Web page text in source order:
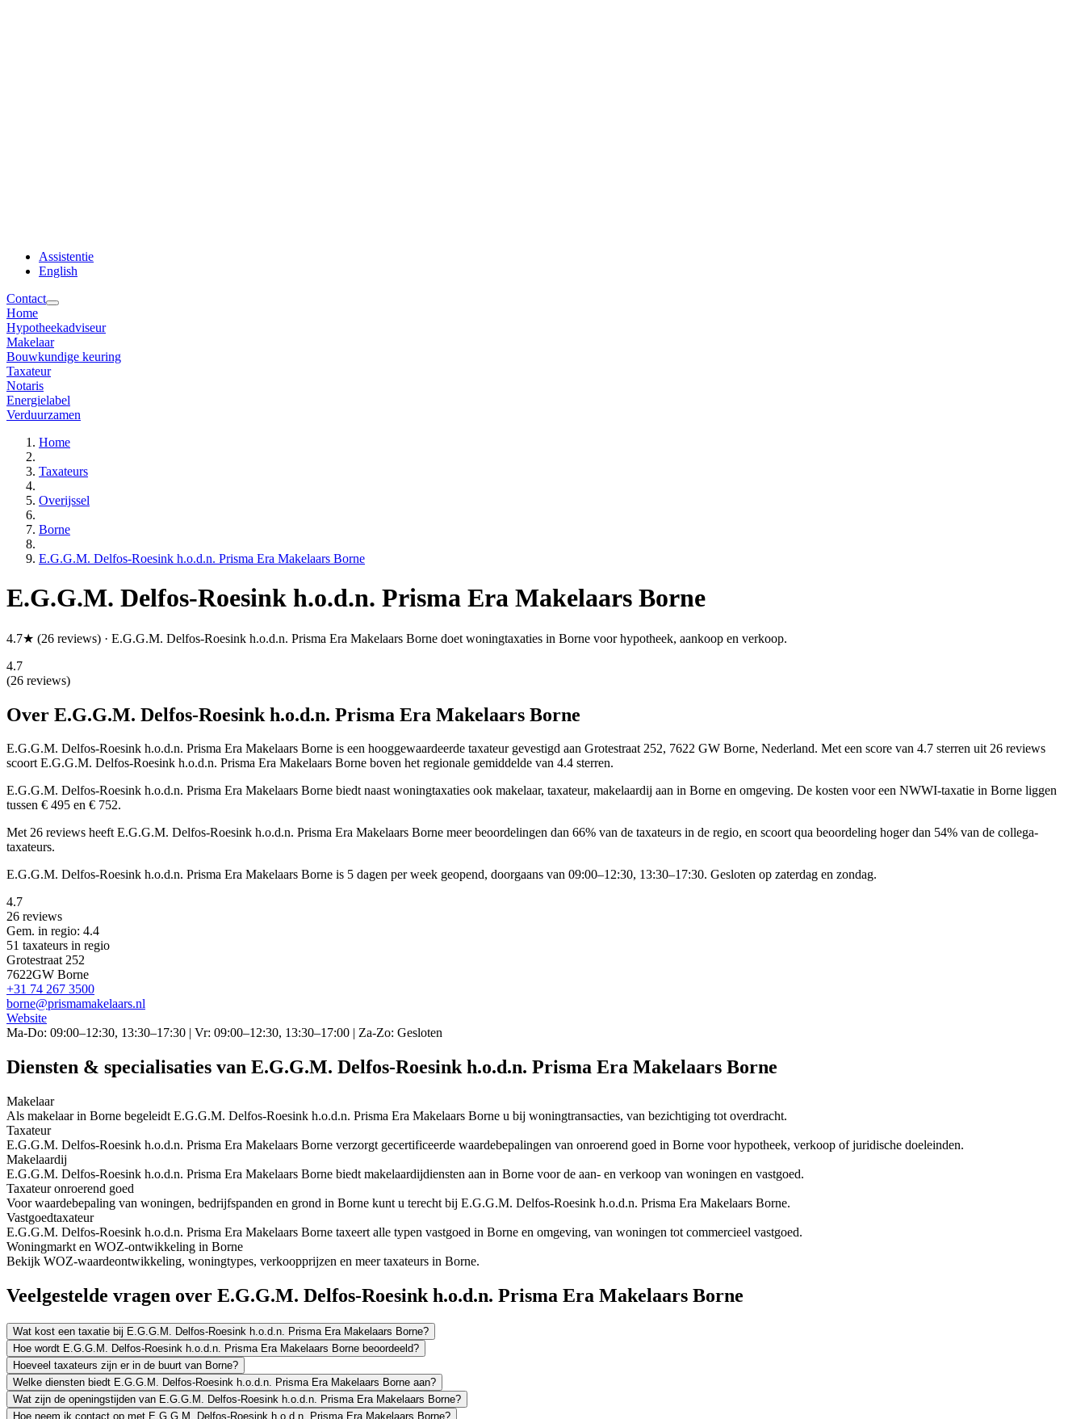
Assistentie
English
Contact
Home
Hypotheekadviseur
Makelaar
Bouwkundige keuring
Taxateur
Notaris
Energielabel
Verduurzamen
Home
Taxateurs
Overijssel
Borne
E.G.G.M. Delfos-Roesink h.o.d.n. Prisma Era Makelaars Borne
E.G.G.M. Delfos-Roesink h.o.d.n. Prisma Era Makelaars Borne
4.7★ (26 reviews) · E.G.G.M. Delfos-Roesink h.o.d.n. Prisma Era Makelaars Borne doet woningtaxaties in Borne voor hypotheek, aankoop en verkoop.
4.7
(26 reviews)
Over E.G.G.M. Delfos-Roesink h.o.d.n. Prisma Era Makelaars Borne
E.G.G.M. Delfos-Roesink h.o.d.n. Prisma Era Makelaars Borne is een hooggewaardeerde taxateur gevestigd aan Grotestraat 252, 7622 GW Borne, Nederland. Met een score van 4.7 sterren uit 26 reviews
scoort E.G.G.M. Delfos-Roesink h.o.d.n. Prisma Era Makelaars Borne boven het regionale gemiddelde van 4.4 sterren.
E.G.G.M. Delfos-Roesink h.o.d.n. Prisma Era Makelaars Borne biedt naast woningtaxaties ook makelaar, taxateur, makelaardij aan in Borne en omgeving. De kosten voor een NWWI-taxatie in Borne liggen
tussen € 495 en € 752.
Met 26 reviews heeft E.G.G.M. Delfos-Roesink h.o.d.n. Prisma Era Makelaars Borne meer beoordelingen dan 66% van de taxateurs in de regio, en scoort qua beoordeling hoger dan 54% van de collega-
taxateurs.
E.G.G.M. Delfos-Roesink h.o.d.n. Prisma Era Makelaars Borne is 5 dagen per week geopend, doorgaans van 09:00–12:30, 13:30–17:30. Gesloten op zaterdag en zondag.
4.7
26 reviews
Gem. in regio: 4.4
51 taxateurs in regio
Grotestraat 252
7622GW Borne
+31 74 267 3500
borne@prismamakelaars.nl
Website
Ma-Do: 09:00–12:30, 13:30–17:30 | Vr: 09:00–12:30, 13:30–17:00 | Za-Zo: Gesloten
Diensten & specialisaties van E.G.G.M. Delfos-Roesink h.o.d.n. Prisma Era Makelaars Borne
Makelaar
Als makelaar in Borne begeleidt E.G.G.M. Delfos-Roesink h.o.d.n. Prisma Era Makelaars Borne u bij woningtransacties, van bezichtiging tot overdracht.
Taxateur
E.G.G.M. Delfos-Roesink h.o.d.n. Prisma Era Makelaars Borne verzorgt gecertificeerde waardebepalingen van onroerend goed in Borne voor hypotheek, verkoop of juridische doeleinden.
Makelaardij
E.G.G.M. Delfos-Roesink h.o.d.n. Prisma Era Makelaars Borne biedt makelaardijdiensten aan in Borne voor de aan- en verkoop van woningen en vastgoed.
Taxateur onroerend goed
Voor waardebepaling van woningen, bedrijfspanden en grond in Borne kunt u terecht bij E.G.G.M. Delfos-Roesink h.o.d.n. Prisma Era Makelaars Borne.
Vastgoedtaxateur
E.G.G.M. Delfos-Roesink h.o.d.n. Prisma Era Makelaars Borne taxeert alle typen vastgoed in Borne en omgeving, van woningen tot commercieel vastgoed.
Woningmarkt en WOZ-ontwikkeling in Borne
Bekijk WOZ-waardeontwikkeling, woningtypes, verkoopprijzen en meer taxateurs in Borne.
Veelgestelde vragen over E.G.G.M. Delfos-Roesink h.o.d.n. Prisma Era Makelaars Borne
Wat kost een taxatie bij E.G.G.M. Delfos-Roesink h.o.d.n. Prisma Era Makelaars Borne?
Hoe wordt E.G.G.M. Delfos-Roesink h.o.d.n. Prisma Era Makelaars Borne beoordeeld?
Hoeveel taxateurs zijn er in de buurt van Borne?
Welke diensten biedt E.G.G.M. Delfos-Roesink h.o.d.n. Prisma Era Makelaars Borne aan?
Wat zijn de openingstijden van E.G.G.M. Delfos-Roesink h.o.d.n. Prisma Era Makelaars Borne?
Hoe neem ik contact op met E.G.G.M. Delfos-Roesink h.o.d.n. Prisma Era Makelaars Borne?